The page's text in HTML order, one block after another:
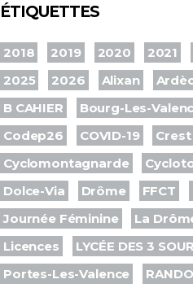
ÉTIQUETTES
2018 2019 2020 2021
2025
2026 Alixan
B CAHIER
Bourg-Les-
Codep26
COVID-19 Crest
Cyclomontagnarde
Dolce-Via
Drôme FFCT
Journée Féminine
La
Licences
LYCÉE DES 3
Portes-Les-Valence